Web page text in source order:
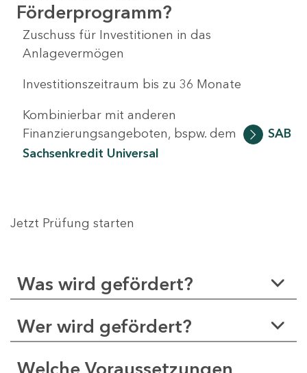
Förderprogramm?
Zuschuss für Investitionen in das
Anlagevermögen
Investitionszeitraum bis zu 36 Monate
Kombinierbar mit anderen
Finanzierungsangeboten, bspw. dem
SAB
Sachsenkredit Universal
Jetzt Prüfung starten
Was wird gefördert?
Wer wird gefördert?
Welche Voraussetzungen